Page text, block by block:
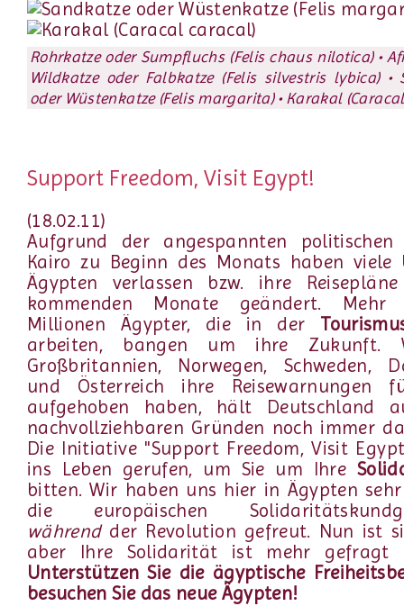
Rohrkatze oder Sumpfluchs (Felis chaus nilotica) •
Wildkatze oder Falbkatze (Felis silvestris lybica) •
oder Wüstenkatze (Felis margarita) • Karakal
Support Freedom, Visit Egypt!
(18.02.11)
Aufgrund der angespannten
Kairo zu Beginn des Monats haben viele
Ägypten verlassen bzw. ihre
kommenden Monate geändert.
Millionen Ägypter, die in der
arbeiten, bangen um ihre Zukunft.
Großbritannien, Norwegen, Schweden,
und Österreich ihre Reisewarnungen
aufgehoben haben, hält Deutschland
nachvollziehbaren Gründen noch immer
Die Initiative "Support Freedom, Visit
ins Leben gerufen, um Sie um Ihre
bitten. Wir haben uns hier in Ägypten
die europäischen
währendder Revolution gefreut. Nun ist
aber Ihre Solidarität ist mehr gefragt
Unterstützen Sie die ägyptische
besuchen Sie das neue Ägypten!